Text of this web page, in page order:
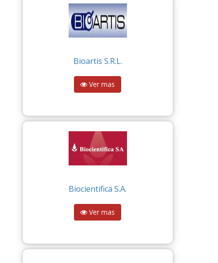
Bioartis S.R.L.
Ver mas
Biocientifica S.A.
Ver mas